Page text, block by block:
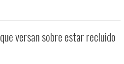
versan sobre estar recluido